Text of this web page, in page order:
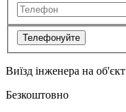
Телефонуйте
Виїзд інженера на об'єкт
Безкоштовно